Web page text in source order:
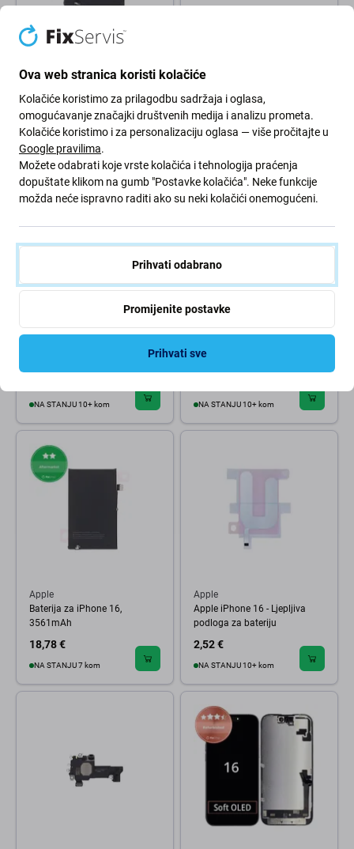
Apple
3561mAh, Service Pack
26,51 € 40,63 €
NA STANJU 5 kom
kamera
60,96 €
NA STANJU 2 kom
staklo kućišta + staklo kamere
NA STANJU 10+ kom
2UUL
zaslona za iPhone 16, 2UUL
NA STANJU 10+ kom
Apple
Baterija za iPhone 16,
3561mAh
18,78 €
NA STANJU 7 kom
Apple
Apple iPhone 16 - Ljepljiva
podloga za bateriju
2,52 €
NA STANJU 10+ kom
Ova web stranica koristi kolačiće
Kolačiće koristimo za prilagodbu sadržaja i oglasa,
omogućavanje značajki društvenih medija i analizu prometa.
Kolačiće koristimo i za personalizaciju oglasa — više pročitajte u
Google pravilima.
Možete odabrati koje vrste kolačića i tehnologija praćenja
dopuštate klikom na gumb "Postavke kolačića". Neke funkcije
možda neće ispravno raditi ako su neki kolačići onemogućeni.
Prihvati odabrano
Promijenite postavke
Prihvati sve